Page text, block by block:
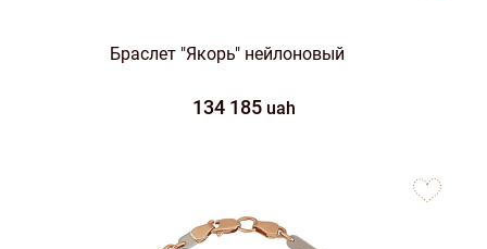
Браслет "Якорь" нейлоновый
134 185 uah
favorites